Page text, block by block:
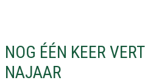
NOG ÉÉN KEER
NAJAAR